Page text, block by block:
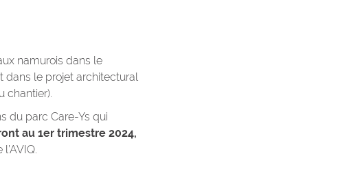
namurois dans le
dans le projet architectural
chantier).
du parc Care-Ys qui
au 1ertrimestre 2024,